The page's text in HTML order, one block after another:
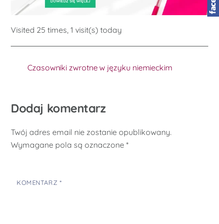
Visited 25 times, 1 visit(s) today
Czasowniki zwrotne w języku niemieckim
Dodaj komentarz
Twój adres email nie zostanie opublikowany.
Wymagane pola są oznaczone*
KOMENTARZ *